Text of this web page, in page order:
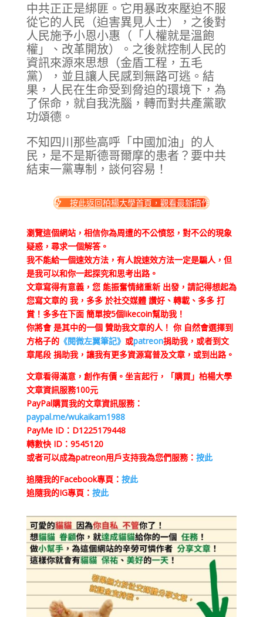
中共正正是綁匪。它用暴政來壓迫不服
從它的人民（迫害異見人士），之後對
人民施予小恩小惠（「人權就是溫飽
權」、改革開放）。之後就控制人民的
資訊來源來思想（金盾工程，五毛
黨），並且讓人民感到無路可逃。結
果，人民在生命受到脅迫的環境下，為
了保命，就自我洗腦，轉而對共產黨歌
功頌德。
不知四川那些高呼「中國加油」的人
民，是不是斯德哥爾摩的患者？要中共
結束一黨專制，談何容易！
按此返回柏楊大學首頁，觀看最新搞作
瀏覽這個網站，相信你為周遭的不公憤怒，對不公的現象
疑惑，尋求一個解答。
我不能給一個速效方法，有人說速效方法一定是騙人，但
是我可以和你一起探究和思考出路。
文章寫得有意義，您 能振奮情緒重新 出發，請記得想起為
您寫文章的 我，多多 於社交媒體 讚好、轉載、多多 打
賞！多多在下面 簡單按5個likecoin幫助我！
你將會 是其中的一個 贊助我文章的人！ 你 自然會選擇到
方格子的《閱微左翼筆記》 或patreon捐助我，或者到文
章尾段 捐助我，讓我有更多資源寫普及文章，或到出路。
文章看得滿意，創作有價。坐言起行，「購買」柏楊大學
文章資訊服務100元
PayPal購買我的文章資訊服務：
paypal.me/wukaikam1988
PayMe ID：D1225179448
轉數快 ID：9545120
或者可以成為patreon用戶支持我為您們服務： 按此
追隨我的Facebook專頁： 按此
追隨我的IG專頁： 按此